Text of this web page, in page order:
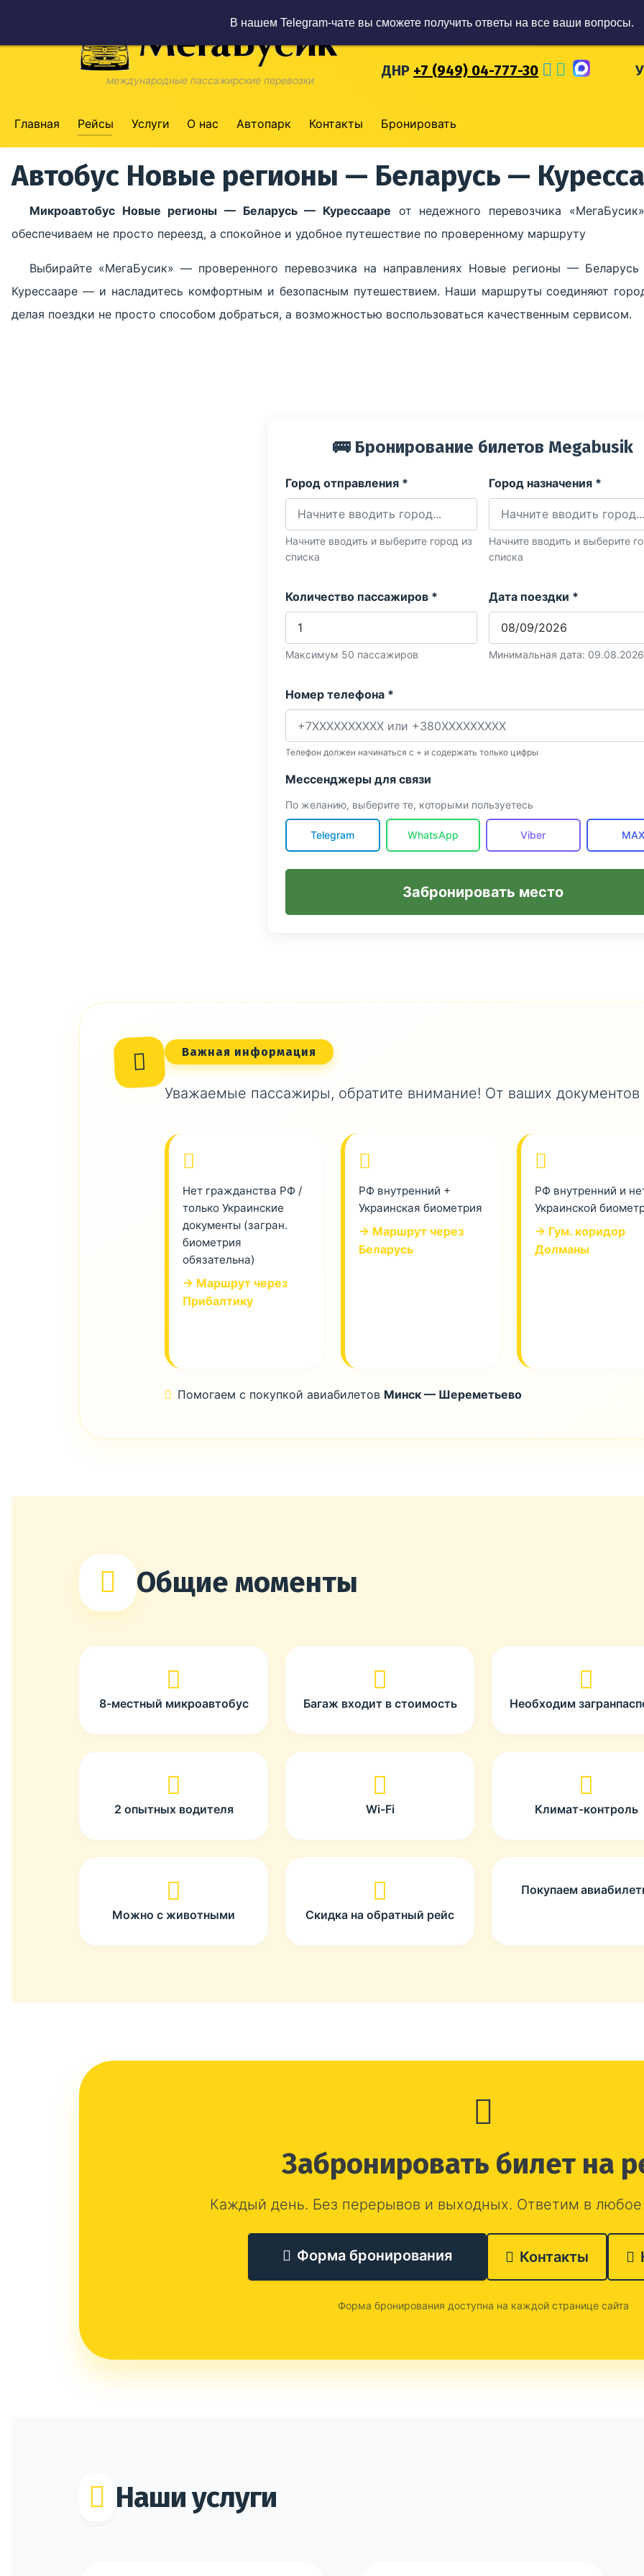
международные пассажирские перевозки
+7 (959) 57-93-777
ДНР +7 (949) 04-777-30
Главная Рейсы Услуги О нас Автопарк Контакты Бронировать
Автобус Новые регионы — Беларусь —
Микроавтобус Новые регионы — Беларусь — Курессааре от недежного перевозчика
обеспечиваем не просто переезд, а спокойное и удобное путешествие по проверенному маршруту
Выбирайте «МегаБусик» — проверенного перевозчика на направлениях Новые регионы —
Курессааре — и насладитесь комфортным и безопасным путешествием. Наши маршруты соединяют
делая поездки не просто способом добраться, а возможностью воспользоваться качественным сервисом.
🚌 Бронирование билетов Megabusik
Город отправления *
Начните вводить и выберите город из
списка
Город назначения *
Начните вводить и выберите
списка
Количество пассажиров *
Максимум 50 пассажиров
Дата поездки *
Минимальная дата: 09.08.2026
Номер телефона *
Телефон должен начинаться с + и содержать только цифры
Мессенджеры для связи
По желанию, выберите те, которыми пользуетесь
Telegram WhatsApp Viber
Забронировать место
Важная информация
Уважаемые пассажиры, обратите внимание! От ваших
Нет гражданства РФ /
только Украинские
документы (загран.
биометрия
обязательна)
→ Маршрут через
Прибалтику
РФ внутренний +
Украинская биометрия
→ Маршрут через
Беларусь
РФ внутренний и
Украинской
→ Гум. коридор
Долманы
Помогаем с покупкой авиабилетов Минск — Шереметьево
Общие моменты
8-местный микроавтобус Багаж входит в стоимость Необходим
2 опытных водителя Wi-Fi Климат-контроль
Можно с животными Скидка на обратный рейс
Покупаем
Забронировать билет на
Каждый день. Без перерывов и выходных. Ответим в
Форма бронирования Контакты
Форма бронирования доступна на каждой странице сайта
Наши услуги
В нашем Telegram-чате вы сможете получить ответы на все ваши вопросы.